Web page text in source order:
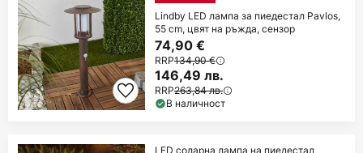
Lindby LED лампа за пиедестал Pavlos,
55 cm, цвят на ръжда, сензор
74,90 €
RRP134,90 €
146,49 лв.
RRP263,84 лв.
В наличност
LED соларна лампа на пиедестал